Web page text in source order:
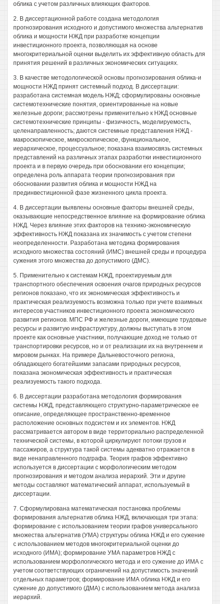
облика с учетом различных влияющих факторов.
2. В диссертационной работе создана методология
прогнозирования исходного и допустимого множества альтернатив
облика и мощности НЖД при разработке концепции
инвестиционного проекта, позволяющая на основе
многокритериальной оценки выделить их эффективную область для
принятия решений в различных экономических ситуациях.
3. В качестве методологической основы прогнозирования облика-и
мощности НЖД принят системный подход. В диссертации:
разработана системная модель НЖД; сформулированы основные
системотехнические понятия, ориентированные на новые
железные дороги; рассмотрены применительно к НЖД основные
системотехнические принципы - физичность, моделируемость,
целенаправленность; даются системные представления НЖД -
макроскопическое, микроскопическое, функциональное,
иерархическое, процессуальное; показана взаимосвязь системных
представлений на различных этапах разработки инвестиционного
проекта и в первую очередь при обосновании его концепции;
определена роль аппарата теории прогнозирования при
обосновании развития облика и мощности НЖД на
прединвестиционной фазе жизненного цикла проекта.
4. В диссертации выявлены основные факторы внешней среды,
оказывающие непосредственное влияние на формирование облика
НЖД. Через влияние этих факторов на технико-экономическую
эффективность НЖД показана их значимость с учетом степени
неопределенности. Разработана методика формирования
исходного множества состояний (ИМС) внешней среды и процедура
сужения этого множества до допустимого (ДМС).
5. Применительно к системам НЖД, проектируемым для
транспортного обеспечения освоения очагов природных ресурсов
регионов показано, что их экономическая эффективность и
практическая реализуемость возможна только при учете взаимных
интересов участников инвестиционного проекта экономического
развития регионов. МПС РФ и железные дороги, имеющие трудовые
ресурсы и развитую инфраструктуру, должны выступать в этом
проекте как основные участники, получающие доход не только от
транспортировки ресурсов, но и от реализации их на внутреннем и
мировом рынках. На примере Дальневосточного региона,
обладающего богатейшими запасами природных ресурсов,
показана экономическая эффективность и практическая
реализуемость такого подхода.
6. В диссертации разработана методология формирования
системы НЖД, представляющего структурно-параметрическое ее
описание, определяющее пространственно-временное
расположение основных подсистем и их элементов. НЖД
рассматривается автором в виде территориально распределенной
технической системы, в которой циркулируют потоки грузов и
пассажиров, а структура такой системы адекватно отражается в
виде ненаправленного подграфа. Теория графов эффективно
используется в диссертации с морфологическим методом
прогнозирования и методом анализа иерархий. Эти и другие
методы составляют математический аппарат, используемый в
диссертации.
7. Сформулирована математическая постановка проблемы
формирования альтернатив облика НЖД, включающая три этапа:
формирование с использованием теории графов универсального
множества альтернатив (УМА) структуры облика НЖД и его сужение
с использованием методов многокритериальной оценки до
исходного (ИМА); формирование УМА параметров НЖД с
использованием морфологического метода и его сужение до ИМА с
учетом соответствующих ограничений на допустимость значений
отдельных параметров; формирование ИМА облика НЖД и его
сужение до допустимого (ДМА) с использованием метода анализа
иерархий.